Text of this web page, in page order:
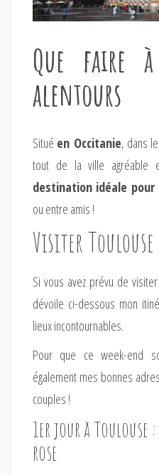
Que faire
alentours
Situé en Occitanie, dans
tout de la ville agréable
destination idéale pour
ou entre amis !
Visiter
Si vous avez prévu de
dévoile ci-dessous mon
lieux incontournables.
Pour que ce week-end
également mes bonnes
couples !
1er jour à Toulouse
rose